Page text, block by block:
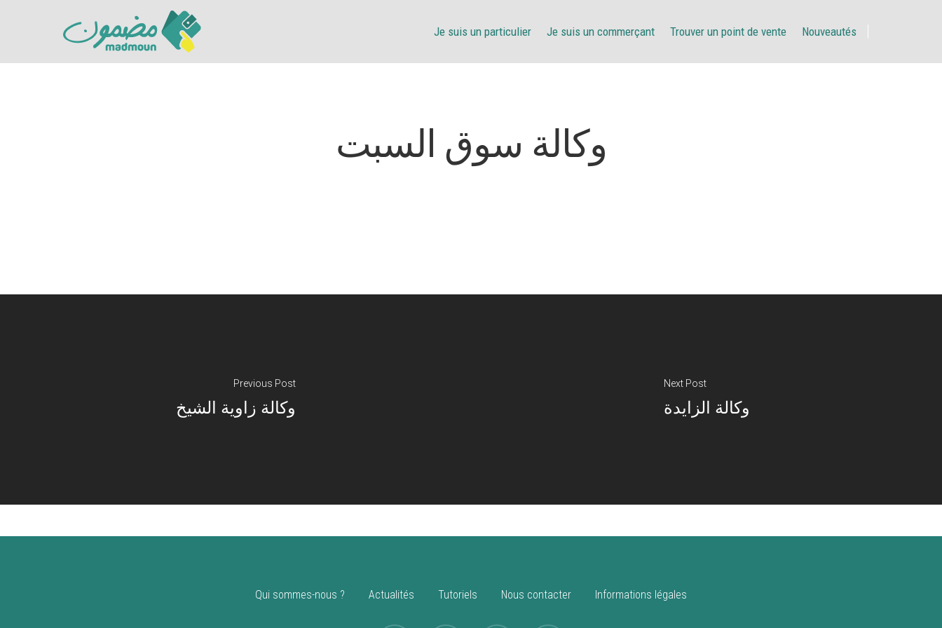
Je suis un particulier Je suis un commerçant Trouver un point de vente Nouveautés
وكالة سوق السبت
Previous Post
وكالة زاوية الشيخ
Next Post
وكالة الزايدة
Qui sommes-nous ? Actualités Tutoriels Nous contacter Informations légales